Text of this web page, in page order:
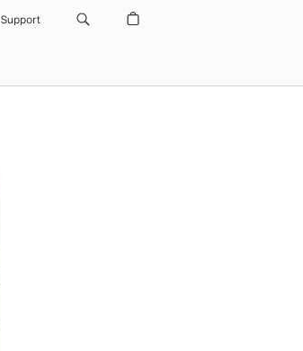
Support